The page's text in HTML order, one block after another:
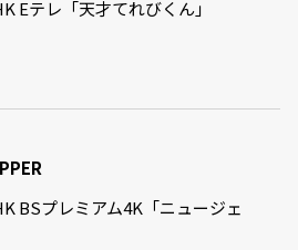
Eテレ「天才てれびくん」
BSプレミアム4K「ニュージェ